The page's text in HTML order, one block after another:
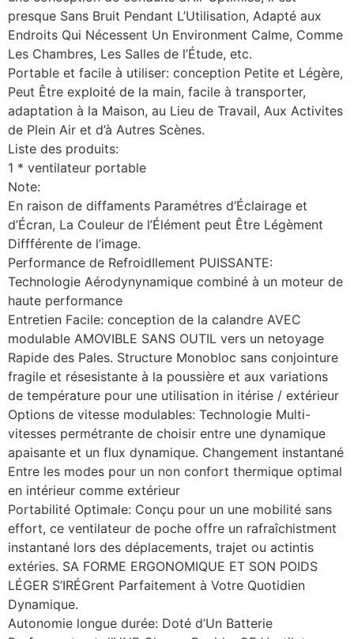
presque Sans Bruit Pendant L’Utilisation, Adapté aux
Endroits Qui Nécessent Un Environment Calme, Comme
Les Chambres, Les Salles de l’Étude, etc.
Portable et facile à utiliser: conception Petite et Légère,
Peut Être exploité de la main, facile à transporter,
adaptation à la Maison, au Lieu de Travail, Aux Activites
de Plein Air et d’à Autres Scènes.
Liste des produits:
1 * ventilateur portable
Note:
En raison de diffaments Paramétres d’Éclairage et
d’Écran, La Couleur de l’Élément peut Être Légèment
Diffférente de l’image.
Performance de RefroidIlement PUISSANTE:
Technologie Aérodynynamique combiné à un moteur de
haute performance
Entretien Facile: conception de la calandre AVEC
modulable AMOVIBLE SANS OUTIL vers un netoyage
Rapide des Pales. Structure Monobloc sans conjointure
fragile et résesistante à la poussière et aux variations
de température pour une utilisation in itérise / extérieur
Options de vitesse modulables: Technologie Multi-
vitesses permétrante de choisir entre une dynamique
apaisante et un flux dynamique. Changement instantané
Entre les modes pour un non confort thermique optimal
en intérieur comme extérieur
Portabilité Optimale: Conçu pour un une mobilité sans
effort, ce ventilateur de poche offre un rafraîchistment
instantané lors des déplacements, trajet ou actintis
extéries. SA FORME ERGONOMIQUE ET SON POIDS
LÉGER S’IRÉGrent Parfaitement à Votre Quotidien
Dynamique.
Autonomie longue durée: Doté d’Un Batterie